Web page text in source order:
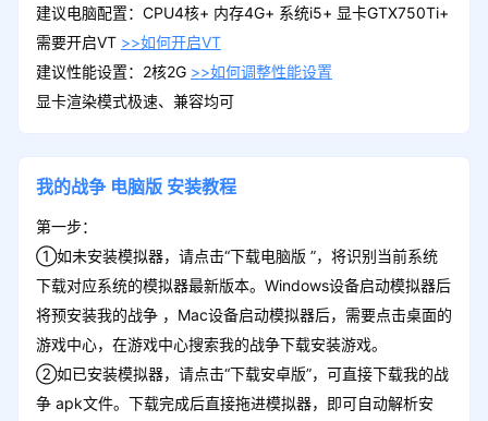
建议电脑配置：CPU4核+ 内存4G+ 系统i5+ 显卡GTX750Ti+
需要开启VT >>如何开启VT
建议性能设置：2核2G >>如何调整性能设置
显卡渲染模式极速、兼容均可
我的战争 电脑版 安装教程
第一步：
①如未安装模拟器，请点击“下载电脑版 ”，将识别当前系统
下载对应系统的模拟器最新版本。Windows设备启动模拟器后
将预安装我的战争 ，Mac设备启动模拟器后，需要点击桌面的
游戏中心，在游戏中心搜索我的战争下载安装游戏。
②如已安装模拟器，请点击“下载安卓版”，可直接下载我的战
争 apk文件。下载完成后直接拖进模拟器，即可自动解析安